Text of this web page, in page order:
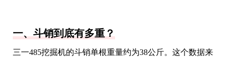
一、斗销到底有多重？
三一485挖掘机的斗销单根重量约为38公斤。这个数据来